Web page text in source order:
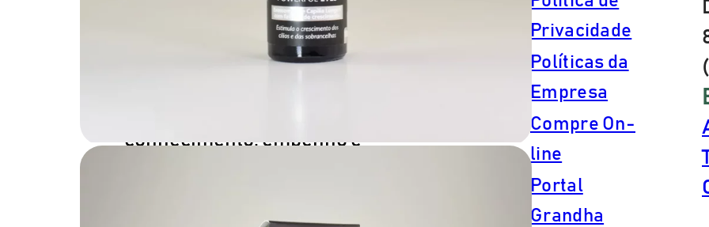
o
produzir e distribuir o que há de
melhor em qualidade cosmética no
conhecimento, empenho e
Privacidade
Políticas da
Empresa
Compre On-
line
Portal
Grandha